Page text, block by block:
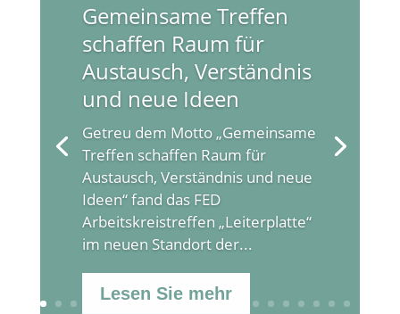
Gemeinsame Treffen
schaffen Raum für
Austausch, Verständnis
und neue Ideen
Getreu dem Motto „Gemeinsame
Treffen schaffen Raum für
Austausch, Verständnis und neue
Ideen“ fand das FED
Arbeitskreistreffen „Leiterplatte“
im neuen Standort der...
Lesen Sie mehr